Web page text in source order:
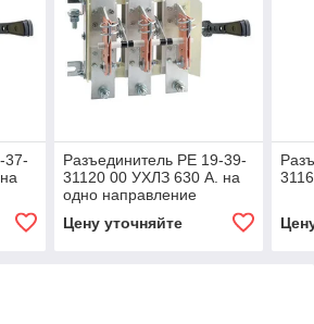
37-
Разъединитель РЕ 19-39-
31120 00 УХЛЗ 630 А. на
одно направление
Цену уточняйте